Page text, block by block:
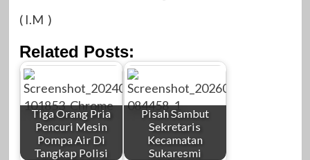
( I.M )
Related Posts:
Tiga Orang Pria
Pencuri Mesin
Pompa Air Di
Tangkap Polisi
Pisah Sambut
Sekretaris
Kecamatan
Sukaresmi